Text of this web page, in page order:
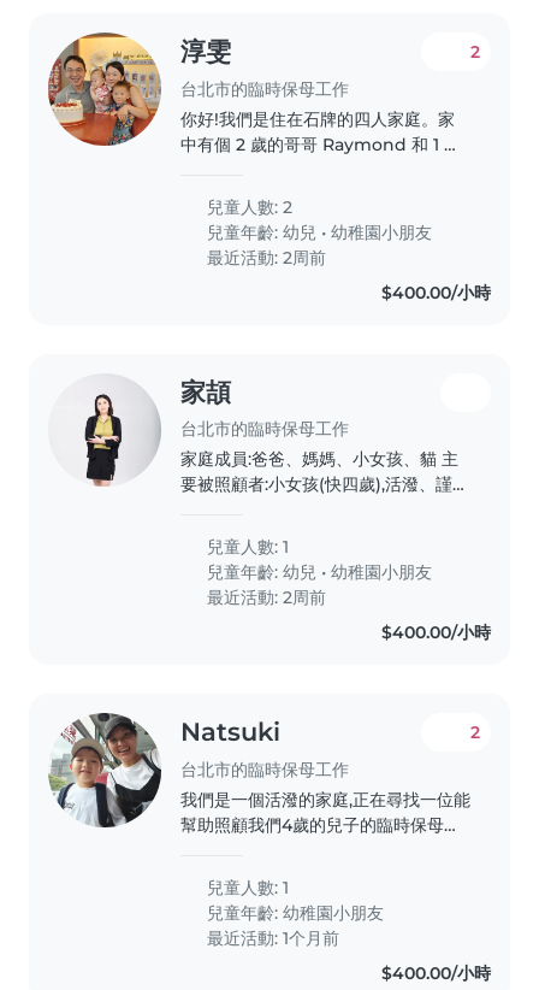
淳雯
台北市的臨時保母工作
2
你好!我們是住在石牌的四人家庭。家
中有個 2 歲的哥哥 Raymond 和 1 歲
探索的階段。 因為有時需要短暫處理
家務或工作,想尋找一位細心、重視衛
生、且充滿正向陽光能量的臨時保母/
陪玩夥伴,來家裡陪伴孩子共讀、遊戲。
我們家育兒氛圍尊重且放手,臨托時家長
兒童人數: 2
兒童年齡:幼兒 •幼稚園小朋友
最近活動: 2周前
$400.00/小時
家頡
台北市的臨時保母工作
家庭成員:爸爸、媽媽、小女孩、貓 主
要被照顧者:小女孩(快四歲),活潑、謹
甜食、冰品 3.作息正常 主要照顧者:媽
媽,媽媽工作是服務業,假日需要輪班 假
日的主要照顧者:爸爸,爸爸好溝通,但比
較容易寵溺小孩 貓:慢熟,但不會攻擊
兒童人數: 1
兒童年齡:幼兒 •幼稚園小朋友
最近活動: 2周前
$400.00/小時
Natsuki
台北市的臨時保母工作
2
我們是一個活潑的家庭,正在尋找一位能
幫助照顧我們4歲的兒子的臨時保母或
創意且愛運動,因此我們希望找到一位能
陪伴他玩耍、幫助做功課,並能負責簡單
家務的保母。我們的家是日語環境,希望
保母能熟悉中文英文日文。歡迎有興趣
的保母聯繫我們,我們很期待認識你!
兒童人數: 1
兒童年齡:幼稚園小朋友
最近活動: 1个月前
$400.00/小時